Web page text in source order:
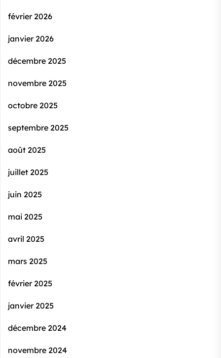
février 2026
janvier 2026
décembre 2025
novembre 2025
octobre 2025
septembre 2025
août 2025
juillet 2025
juin 2025
mai 2025
avril 2025
mars 2025
février 2025
janvier 2025
décembre 2024
novembre 2024